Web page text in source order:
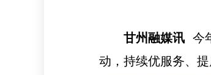
甘州融媒讯 今
动，持续优服务、